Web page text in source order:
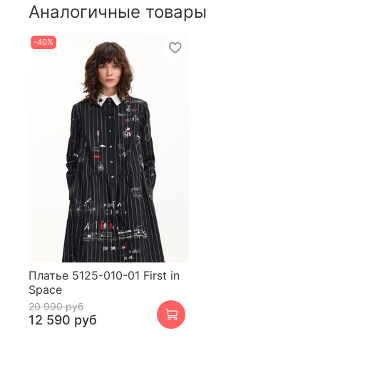
Аналогичные товары
-40%
Платье 5125-010-01 First in
Space
20 990 руб
12 590 руб